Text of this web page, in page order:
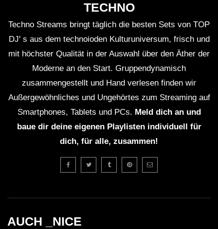
TECHNO
Techno Streams bringt täglich die besten Sets von TOP
DJ' s aus dem technoioden Kulturuniversum, frisch und
mit höchster Qualität in der Auswahl über den Äther der
Moderne an den Start. Gruppendynamisch
zusammengestellt und Hand verlesen finden wir
Außergewöhnliches und Ungehörtes zum Streaming auf
Smartphones, Tablets und PCs. Meld dich an und
baue dir deine eigenen Playlisten individuell für
dich, für alle, zusammen!
AUCH _NICE